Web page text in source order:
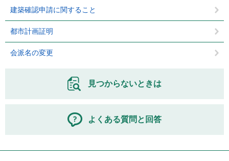
建築確認申請に関すること
都市計画証明
会派名の変更
見つからないときは
よくある質問と回答